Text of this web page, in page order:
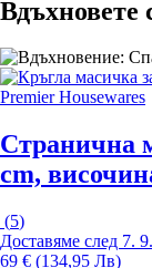
Вдъхновете
Premier Housewares
Странична
cm,
(5)
Доставяме след 7.
69 € (134,95 Лв)